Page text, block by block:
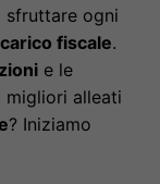
sfruttare ogni
fiscale.
e le
migliori alleati
? Iniziamo